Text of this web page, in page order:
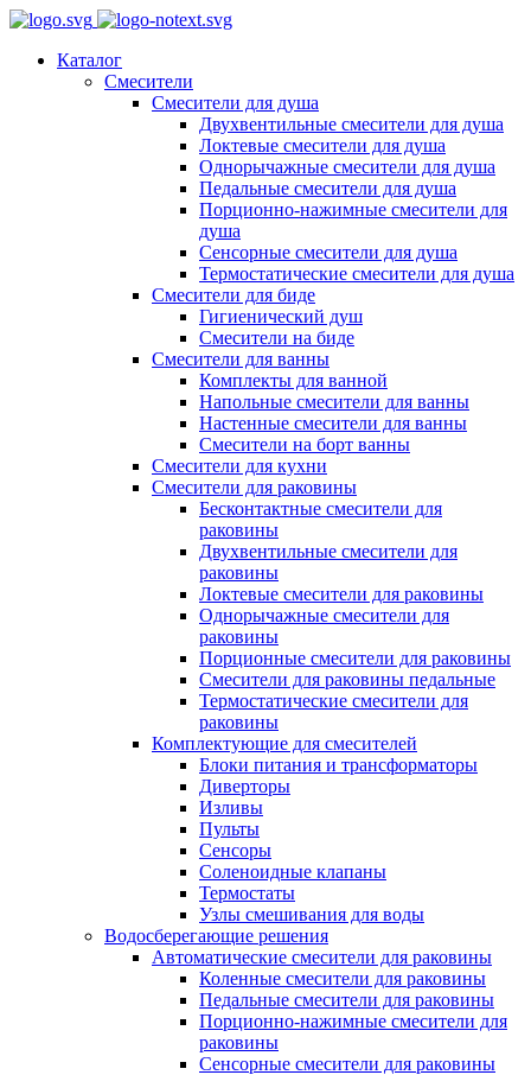
Каталог
Смесители
Смесители для душа
Двухвентильные смесители для душа
Локтевые смесители для душа
Однорычажные смесители для душа
Педальные смесители для душа
Порционно-нажимные смесители для
душа
Сенсорные смесители для душа
Термостатические смесители для душа
Смесители для биде
Гигиенический душ
Смесители на биде
Смесители для ванны
Комплекты для ванной
Напольные смесители для ванны
Настенные смесители для ванны
Смесители на борт ванны
Смесители для кухни
Смесители для раковины
Бесконтактные смесители для
раковины
Двухвентильные смесители для
раковины
Локтевые смесители для раковины
Однорычажные смесители для
раковины
Порционные смесители для раковины
Смесители для раковины педальные
Термостатические смесители для
раковины
Комплектующие для смесителей
Блоки питания и трансформаторы
Диверторы
Изливы
Пульты
Сенсоры
Соленоидные клапаны
Термостаты
Узлы смешивания для воды
Водосберегающие решения
Автоматические смесители для раковины
Коленные смесители для раковины
Педальные смесители для раковины
Порционно-нажимные смесители для
раковины
Сенсорные смесители для раковины